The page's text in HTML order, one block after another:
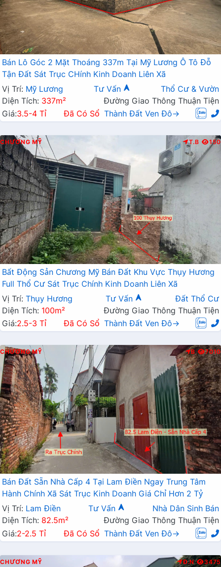
Bán Lô Góc 2 Mặt Thoáng 337m Tại Mỹ Lương Ô Tô Đỗ
Tận Đất Sát Trục CHính Kinh Doanh Liên Xã
Vị Trí: Mỹ Lương Tư Vấn
Thổ Cư & Vườn
Diện Tích: 337m²
Đường Giao Thông Thuận Tiện
Giá:3.5-4 Tỉ Đã Có Sổ Thành Đất Ven Đô→
CHƯƠNG MỸ T.B 150
Bất Động Sản Chương Mỹ Bán Đất Khu Vực Thụy Hương
Full Thổ Cư Sát Trục Chính Kinh Doanh Liên Xã
Vị Trí: Thụy Hương Tư Vấn
Đất Thổ Cư
Diện Tích: 100m²
Đường Giao Thông Thuận Tiện
Giá:2.5-3 Tỉ Đã Có Sổ Thành Đất Ven Đô→
CHƯƠNG MỸ B 7010
Bán Đất Sẵn Nhà Cấp 4 Tại Lam Điền Ngay Trung Tâm
Hành Chính Xã Sát Trục Kinh Doanh Giá Chỉ Hơn 2 Tỷ
Vị Trí: Lam Điền Tư Vấn
Nhà Dân Sinh Bán
Diện Tích: 82.5m²
Đường Giao Thông Thuận Tiện
Giá:2-2.5 Tỉ Đã Có Sổ Thành Đất Ven Đô→
CHƯƠNG MỸ Đ.N 3475